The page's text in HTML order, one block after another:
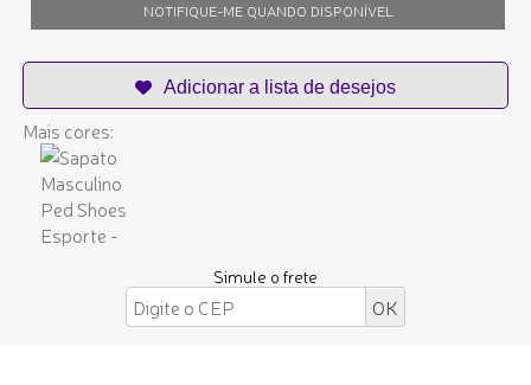
NOTIFIQUE-ME QUANDO DISPONÍVEL
Mais cores:
Simule o frete